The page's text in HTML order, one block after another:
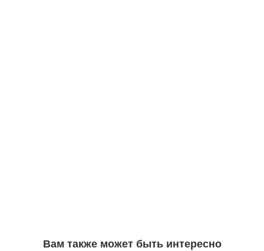
Вам также может быть интересно